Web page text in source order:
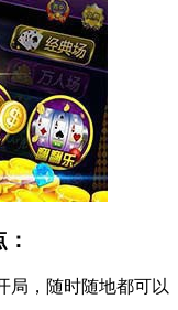
，随时随地都可以